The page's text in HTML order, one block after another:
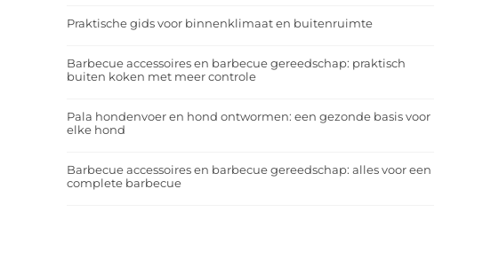
Praktische gids voor binnenklimaat en buitenruimte
Barbecue accessoires en barbecue gereedschap: praktisch
buiten koken met meer controle
Pala hondenvoer en hond ontwormen: een gezonde basis voor
elke hond
Barbecue accessoires en barbecue gereedschap: alles voor een
complete barbecue